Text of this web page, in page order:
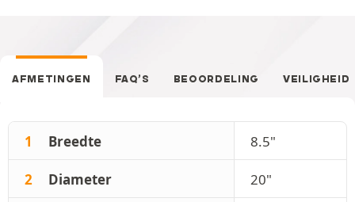
AFMETINGEN FAQ’S BEOORDELING VEILIGHEID
1 Breedte 8.5"
2 Diameter 20"